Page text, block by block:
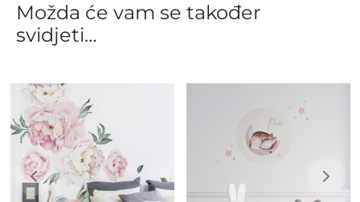
Možda će vam se također
svidjeti…